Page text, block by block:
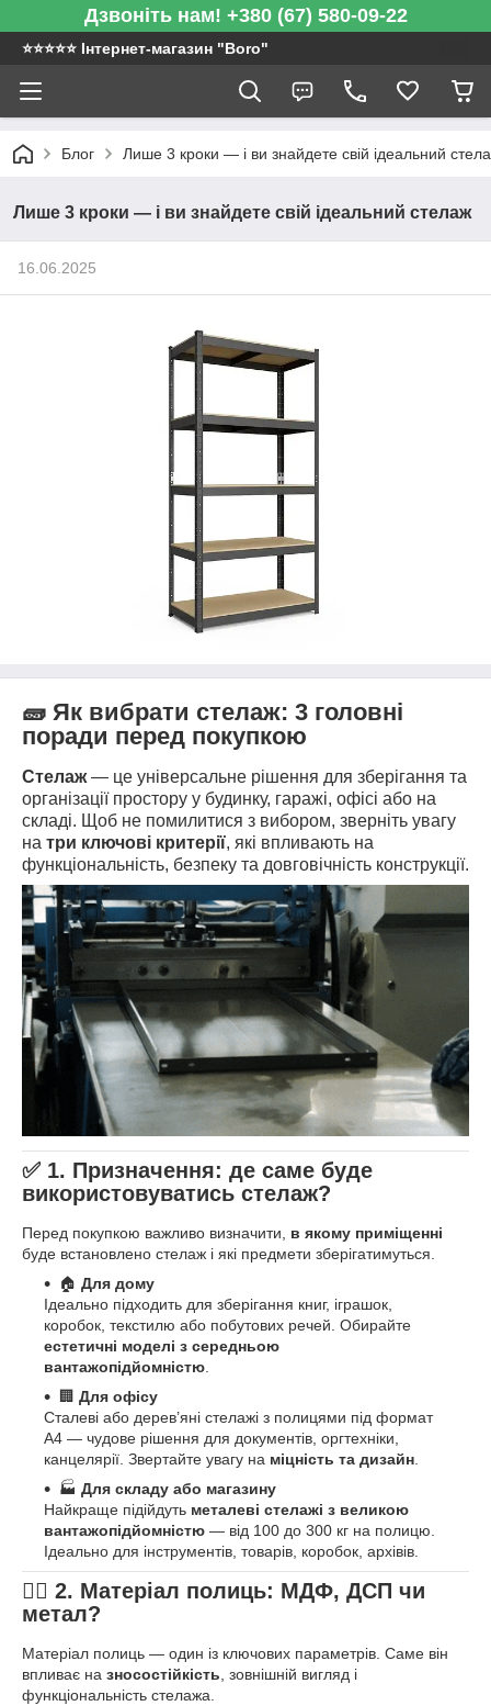
Дзвоніть нам! +380 (67) 580-09-22
⭐️⭐️⭐️⭐️⭐️ Інтернет-магазин "Boro"
Блог Лише 3 кроки — і ви знайдете свій ідеальний
Лише 3 кроки — і ви знайдете свій ідеальний стелаж
16.06.2025
🧱 Як вибрати стелаж: 3 головні
поради перед покупкою
Стелаж— це універсальне рішення для зберігання та
організації простору у будинку, гаражі, офісі або на
складі. Щоб не помилитися з вибором, зверніть увагу
на три ключові критерії, які впливають на
функціональність, безпеку та довговічність конструкції.
✅ 1. Призначення: де саме буде
використовуватись стелаж?
Перед покупкою важливо визначити, в якому приміщенні
буде встановлено стелаж і які предмети зберігатимуться.
🏠 Для дому
Ідеально підходить для зберігання книг, іграшок,
коробок, текстилю або побутових речей. Обирайте
естетичні моделі з середньою
вантажопідйомністю
🏢 Для офісу
Сталеві або дерев’яні стелажі з полицями під формат
А4 — чудове рішення для документів, оргтехніки,
канцелярії. Звертайте увагу на міцність та дизайн
🏭 Для складу або магазину
Найкраще підійдуть металеві стелажі з великою
вантажопідйомністю — від 100 до 300 кг на полицю.
Ідеально для інструментів, товарів, коробок, архівів.
🏋️‍♂️ 2. Матеріал полиць: МДФ, ДСП чи
метал?
Матеріал полиць — один із ключових параметрів. Саме він
впливає на зносостійкість , зовнішній вигляд і
функціональність стелажа.